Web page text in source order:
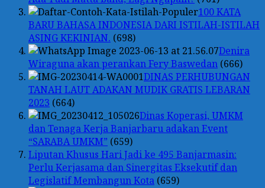
100 KATA
BARU BAHASA INDONESIA DARI ISTILAH-ISTILAH
ASING KEKINIAN. (698)
Denira
Wiraguna akan perankan Fery Baswedan (666)
DINAS PERHUBUNGAN
TANAH LAUT ADAKAN MUDIK GRATIS LEBARAN
2023 (664)
Dinas Koperasi, UMKM
dan Tenaga Kerja Banjarbaru adakan Event
“SARABA UMKM” (659)
Liputan Khusus Hari Jadi ke 495 Banjarmasin:
Perlu Kerjasama dan Sinergitas Eksekutif dan
Legislatif Membangun Kota (659)